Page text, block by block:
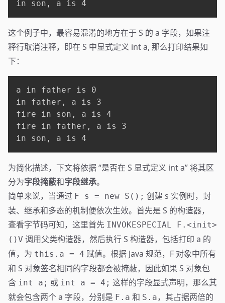
in son, a is 4
这个例子中，最容易混淆的地方在于 S 的 a 字段，如果注
释行取消注释，即在 S 中显式定义 int a, 那么打印结果如
下：
a in father is 0
in father, a is 3
fire in son, a is 4
fire in father, a is 3
in son, a is 4
为简化描述，下文将依据 “是否在 S 显式定义 int a” 将其区
分为字段掩蔽和字段继承。
简单来说，当通过 F s = new S(); 创建 s 实例时，封
装、继承和多态的机制便依次生效。首先是 S 的构造器，
查看字节码可知，这里首先 INVOKESPECIAL F.<init>
()V 调用父类构造器，然后执行 S 构造器，包括打印 a 的
值，为 this.a = 4 赋值。根据 Java 规范，F 对象中所有
和 S 对象签名相同的字段都会被掩蔽，因此如果 S 对象包
含 int a; 或 int a = 4; 这样的字段显式声明，那么其
就会包含两个 a 字段，分别是 F.a 和 S.a，其占据两倍的